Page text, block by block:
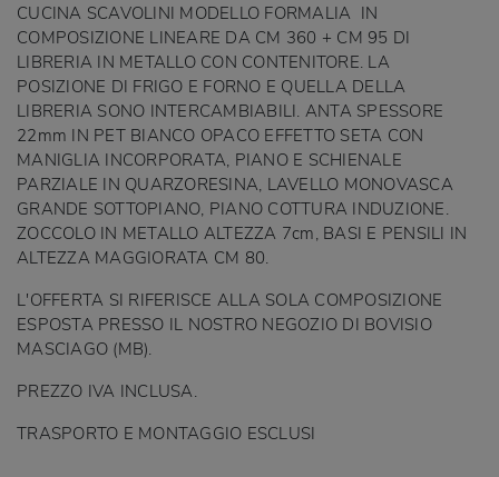
CUCINA SCAVOLINI MODELLO FORMALIA IN
COMPOSIZIONE LINEARE DA CM 360 + CM 95 DI
LIBRERIA IN METALLO CON CONTENITORE. LA
POSIZIONE DI FRIGO E FORNO E QUELLA DELLA
LIBRERIA SONO INTERCAMBIABILI. ANTA SPESSORE
22mm IN PET BIANCO OPACO EFFETTO SETA CON
MANIGLIA INCORPORATA, PIANO E SCHIENALE
PARZIALE IN QUARZORESINA, LAVELLO MONOVASCA
GRANDE SOTTOPIANO, PIANO COTTURA INDUZIONE.
ZOCCOLO IN METALLO ALTEZZA 7cm, BASI E PENSILI IN
ALTEZZA MAGGIORATA CM 80.
L'OFFERTA SI RIFERISCE ALLA SOLA COMPOSIZIONE
ESPOSTA PRESSO IL NOSTRO NEGOZIO DI BOVISIO
MASCIAGO (MB).
PREZZO IVA INCLUSA.
TRASPORTO E MONTAGGIO ESCLUSI